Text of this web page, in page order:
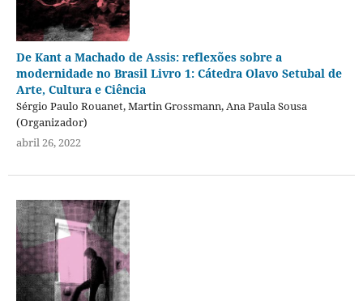
De Kant a Machado de Assis: reflexões sobre a
modernidade no Brasil Livro 1: Cátedra Olavo Setubal de
Arte, Cultura e Ciência
Sérgio Paulo Rouanet, Martin Grossmann, Ana Paula Sousa
(Organizador)
abril 26, 2022